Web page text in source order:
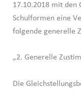
17.10.2018 mit den
Schulformen eine
folgende generelle
„2. Generelle
Die